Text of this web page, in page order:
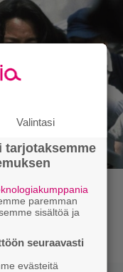
Bond-
Valintasi
tarjotaksemme
paremman
sisältöä ja
seuraavasti
evästeitä